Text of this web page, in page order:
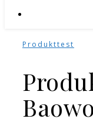
Produkttest